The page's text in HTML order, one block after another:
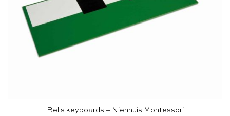
Bells keyboards – Nienhuis Montessori